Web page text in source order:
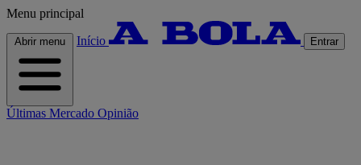
Menu principal
Abrir menu Início Entrar
Últimas Mercado Opinião